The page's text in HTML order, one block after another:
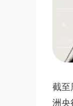
截至
洲央